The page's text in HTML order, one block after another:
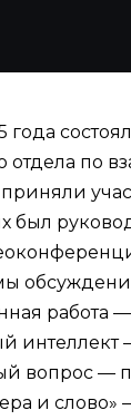
года
отдела по
был
работа
вопрос —
и